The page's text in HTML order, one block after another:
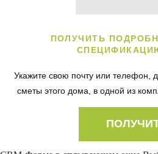
ПОЛУЧИТЬ
Укажите свою почту или телефон,
сметы этого дома, в одной из